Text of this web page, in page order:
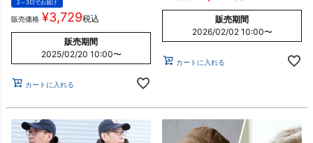
2～3日でお届け
販売価格 ¥3,729税込
販売期間
2025/02/20 10:00〜
カートに入れる
販売期間
2026/02/02 10:00〜
カートに入れる